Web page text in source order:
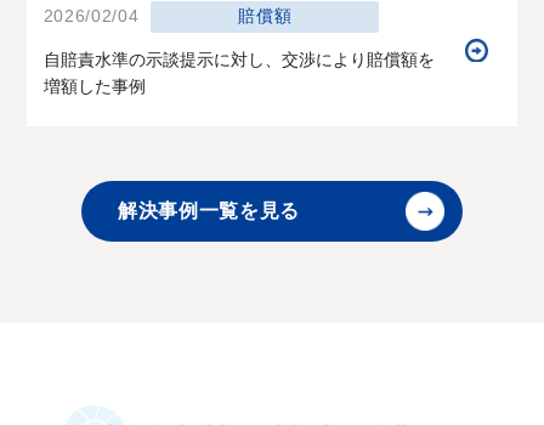
賠償額
2026/02/04
自賠責水準の示談提示に対し、交渉により賠償額を
増額した事例
解決事例一覧を見る